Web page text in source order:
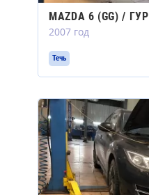
MAZDA 6 (GG) / ГУР
2007 год
Течь